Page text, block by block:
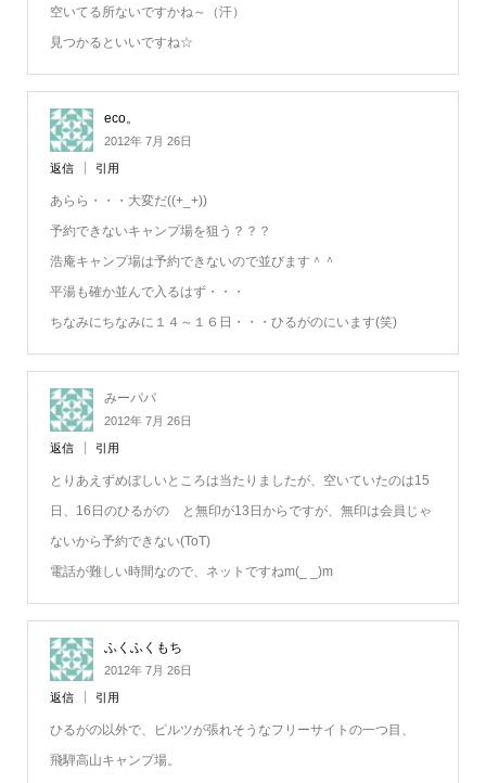
空いてる所ないですかね～（汗）
見つかるといいですね☆
eco。
2012年 7月 26日
返信 引用
あらら・・・大変だ((+_+))
予約できないキャンプ場を狙う？？？
浩庵キャンプ場は予約できないので並びます＾＾
平湯も確か並んで入るはず・・・
ちなみにちなみに１４～１６日・・・ひるがのにいます(笑)
みーパパ
2012年 7月 26日
返信 引用
とりあえずめぼしいところは当たりましたが、空いていたのは15
日、16日のひるがの と無印が13日からですが、無印は会員じゃ
ないから予約できない(ToT)
電話が難しい時間なので、ネットですねm(_ _)m
ふくふくもち
2012年 7月 26日
返信 引用
ひるがの以外で、ピルツが張れそうなフリーサイトの一つ目、
飛騨高山キャンプ場。